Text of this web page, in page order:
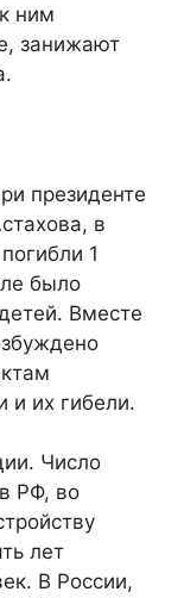
ним
занижают
президенте
в
1
было
Вместе
и их гибели.
Число
РФ, во
лет
В России,